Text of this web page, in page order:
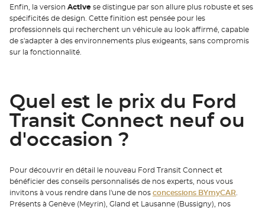
Enfin, la version Active se distingue par son allure plus robuste et ses
spécificités de design. Cette finition est pensée pour les
professionnels qui recherchent un véhicule au look affirmé, capable
de s'adapter à des environnements plus exigeants, sans compromis
sur la fonctionnalité.
Quel est le prix du Ford
Transit Connect neuf ou
d'occasion ?
Pour découvrir en détail le nouveau Ford Transit Connect et
bénéficier des conseils personnalisés de nos experts, nous vous
invitons à vous rendre dans l'une de nos concessions BYmyCAR
Présents à Genève (Meyrin), Gland et Lausanne (Bussigny), nos